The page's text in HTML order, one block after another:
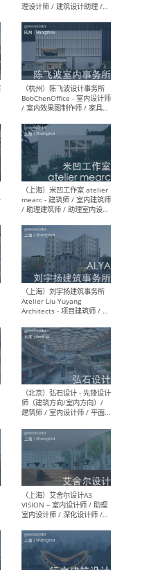
（大理）之间建筑
ArCONNECT – 项目建筑师 /
建筑师 / 助理建筑师 / 室内
设计师 / 实习生
（深圳）TOMO東木筑造 -
室内设计师 / 资深深化设计
方向) / 照明设计师 / 软装设
计师
（北京）LOD朗奥建筑 - 资深
室内建筑师 / 产品研发及新
媒体运营设计师 / FF&E软装
设计师 / 深化设计师 / 实习
生
（北京）SHUYAN design -
项目负责人Project Manager
/项目建筑师Project
Architect / 助理建筑师
Assistant Architect / 创始
人助理Founder's Assistant
/ 实习生Intern
（深圳）URBANUS 都市实践
- 城市设计师 / 建筑师 / 景观